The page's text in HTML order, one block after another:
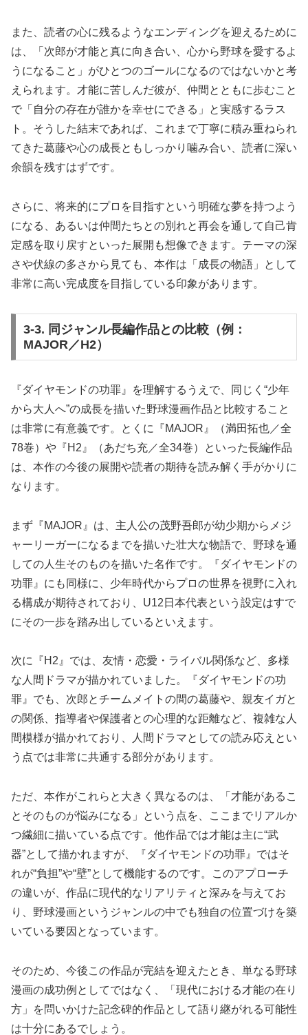
また、読者の心に残るようなエンディングを迎えるために
は、「次郎が才能と真に向き合い、心から野球を愛するよ
うになること」がひとつのゴールになるのではないかと考
えられます。才能に苦しんだ彼が、仲間とともに歩むこと
で「自分の存在が誰かを幸せにできる」と実感するラス
ト。そうした結末であれば、これまで丁寧に積み重ねられ
てきた葛藤や心の成長ともしっかり噛み合い、読者に深い
余韻を残すはずです。
さらに、将来的にプロを目指すという明確な夢を持つよう
になる、あるいは仲間たちとの別れと再会を通して自己肯
定感を取り戻すといった展開も想像できます。テーマの深
さや伏線の多さから見ても、本作は「成長の物語」として
非常に高い完成度を目指している印象があります。
3-3. 同ジャンル長編作品との比較（例：
MAJOR／H2）
『ダイヤモンドの功罪』を理解するうえで、同じく“少年
から大人へ”の成長を描いた野球漫画作品と比較すること
は非常に有意義です。とくに『MAJOR』（満田拓也／全
78巻）や『H2』（あだち充／全34巻）といった長編作品
は、本作の今後の展開や読者の期待を読み解く手がかりに
なります。
まず『MAJOR』は、主人公の茂野吾郎が幼少期からメジ
ャーリーガーになるまでを描いた壮大な物語で、野球を通
しての人生そのものを描いた名作です。『ダイヤモンドの
功罪』にも同様に、少年時代からプロの世界を視野に入れ
る構成が期待されており、U12日本代表という設定はすで
にその一歩を踏み出しているといえます。
次に『H2』では、友情・恋愛・ライバル関係など、多様
な人間ドラマが描かれていました。『ダイヤモンドの功
罪』でも、次郎とチームメイトの間の葛藤や、親友イガと
の関係、指導者や保護者との心理的な距離など、複雑な人
間模様が描かれており、人間ドラマとしての読み応えとい
う点では非常に共通する部分があります。
ただ、本作がこれらと大きく異なるのは、「才能があるこ
とそのものが悩みになる」という点を、ここまでリアルか
つ繊細に描いている点です。他作品では才能は主に“武
器”として描かれますが、『ダイヤモンドの功罪』ではそ
れが“負担”や“壁”として機能するのです。このアプローチ
の違いが、作品に現代的なリアリティと深みを与えてお
り、野球漫画というジャンルの中でも独自の位置づけを築
いている要因となっています。
そのため、今後この作品が完結を迎えたとき、単なる野球
漫画の成功例としてではなく、「現代における才能の在り
方」を問いかけた記念碑的作品として語り継がれる可能性
は十分にあるでしょう。